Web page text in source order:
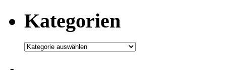
Kategorien
Kategorien